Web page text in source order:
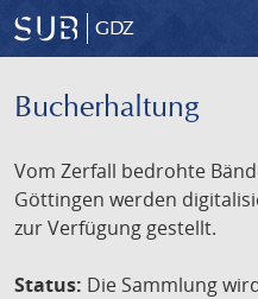
GDZ
Bucherhaltung
Vom Zerfall bedrohte
Göttingen werden
zur Verfügung gestellt.
Status: Die Sammlung